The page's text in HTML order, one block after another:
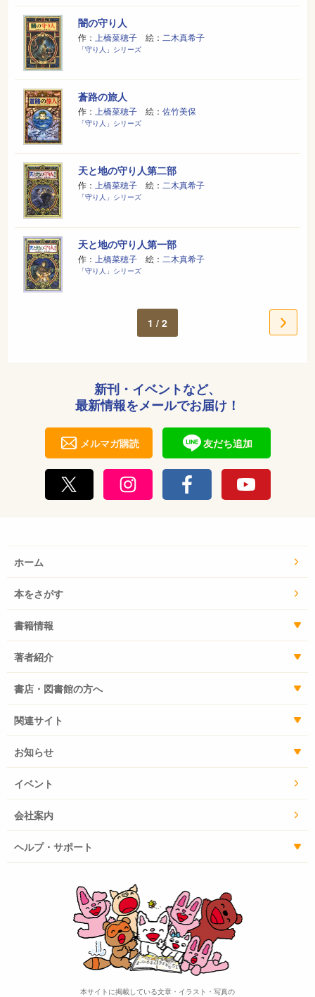
闇の守り人
作： 上橋菜穂子 絵： 二木真希子
「守り人」シリーズ
蒼路の旅人
作： 上橋菜穂子 絵： 佐竹美保
「守り人」シリーズ
天と地の守り人第二部
作： 上橋菜穂子 絵： 二木真希子
「守り人」シリーズ
天と地の守り人第一部
作： 上橋菜穂子 絵： 二木真希子
「守り人」シリーズ
1 / 2
新刊・イベントなど、
最新情報をメールでお届け！
メルマガ購読 友だち追加
ホーム
本をさがす
書籍情報
著者紹介
書店・図書館の方へ
関連サイト
お知らせ
イベント
会社案内
ヘルプ・サポート
本サイトに掲載している文章・イラスト・写真の